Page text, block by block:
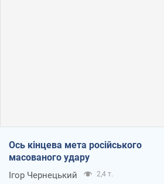
Ось кінцева мета російського
масованого удару
Ігор Чернецький 2,4 т.